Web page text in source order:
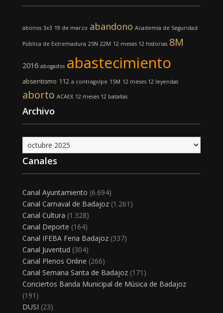
abonos 3x3 19 de marzo abandono Academia de Seguridad
Pública de Extremadura 25N 22M 12 meses 12 historias 8M
2016 abogados abastecimiento
absentismo 112 a contragolpe 15M 12 meses 12 leyendas
aborto ACAEX 12 meses 12 batallas
Archivo
Archivo
Canales
Canal Ayuntamiento (6.694)
Canal Carnaval de Badajoz(1.261)
Canal Cultura (1.328)
Canal Deporte (164)
Canal IFEBA Feria Badajoz(337)
Canal Juventud (304)
Canal Plenos Online (266)
Canal Semana Santa de Badajoz(171)
Conciertos Banda Municipal de Música de Badajoz
(191)
DUSI (23)